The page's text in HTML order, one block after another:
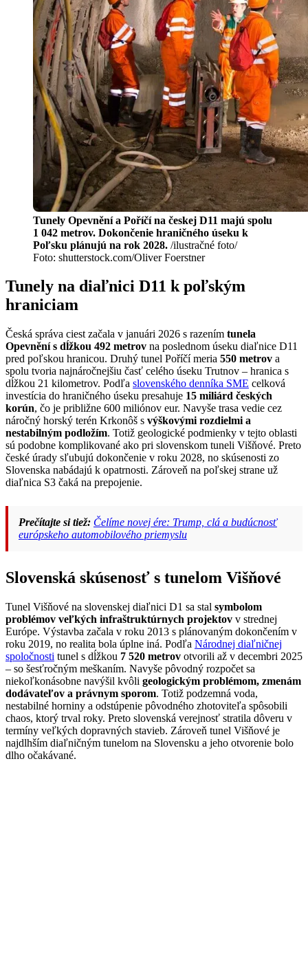
Tunely Opevnění a Poříčí na českej D11 majú spolu
1 042 metrov. Dokončenie hraničného úseku k
Poľsku plánujú na rok 2028. /ilustračné foto/
Foto: shutterstock.com/Oliver Foerstner
Tunely na diaľnici D11 k poľským
hraniciam
Česká správa ciest začala v januári 2026 s razením tunela
Opevnění s dĺžkou 492 metrov na poslednom úseku diaľnice D11
pred poľskou hranicou. Druhý tunel Poříčí meria 550 metrov a
spolu tvoria najnáročnejšiu časť celého úseku Trutnov – hranica s
dĺžkou 21 kilometrov. Podľa slovenského denníka SME celková
investícia do hraničného úseku presahuje 15 miliárd českých
korún, čo je približne 600 miliónov eur. Navyše trasa vedie cez
náročný horský terén Krkonôš s výškovými rozdielmi a
nestabilným podložím. Totiž geologické podmienky v tejto oblasti
sú podobne komplikované ako pri slovenskom tuneli Višňové. Preto
české úrady sľubujú dokončenie v roku 2028, no skúsenosti zo
Slovenska nabádajú k opatrnosti. Zároveň na poľskej strane už
diaľnica S3 čaká na prepojenie.
Prečítajte si tiež: Čelíme novej ére: Trump, clá a budúcnosť
európskeho automobilového priemyslu
Slovenská skúsenosť s tunelom Višňové
Tunel Višňové na slovenskej diaľnici D1 sa stal symbolom
problémov veľkých infraštruktúrnych projektov v strednej
Európe. Výstavba začala v roku 2013 s plánovaným dokončením v
roku 2019, no realita bola úplne iná. Podľa Národnej diaľničnej
spoločnosti tunel s dĺžkou 7 520 metrov otvorili až v decembri 2025
– so šesťročným meškaním. Navyše pôvodný rozpočet sa
niekoľkonásobne navýšil kvôli geologickým problémom, zmenám
dodávateľov a právnym sporom. Totiž podzemná voda,
nestabilné horniny a odstúpenie pôvodného zhotoviteľa spôsobili
chaos, ktorý trval roky. Preto slovenská verejnosť stratila dôveru v
termíny veľkých dopravných stavieb. Zároveň tunel Višňové je
najdlhším diaľničným tunelom na Slovensku a jeho otvorenie bolo
dlho očakávané.